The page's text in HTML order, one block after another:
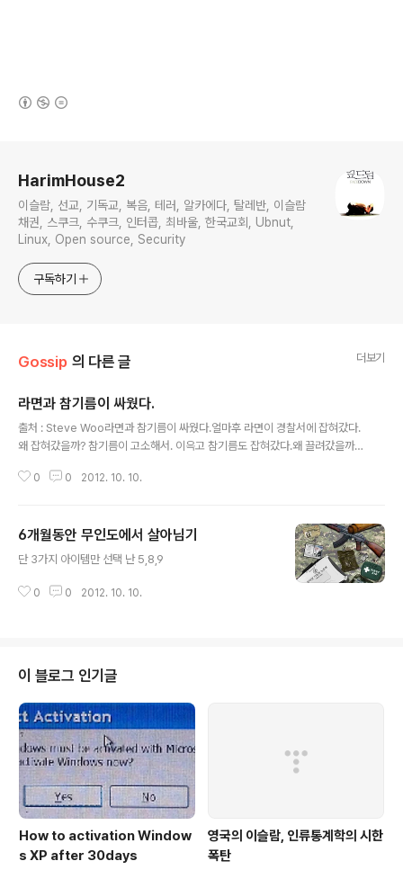
HarimHouse2
이슬람, 선교, 기독교, 복음, 테러, 알카에다, 탈레반, 이슬람
채권, 스쿠크, 수쿠크, 인터콥, 최바울, 한국교회, Ubnut,
Linux, Open source, Security
구독하기
Gossip 의 다른 글 더보기
라면과 참기름이 싸웠다.
출처 : Steve Woo라면과 참기름이 싸웠다.얼마후 라면이 경찰서에 잡혀갔다.
왜 잡혀갔을까? 참기름이 고소해서. 이윽고 참기름도 잡혀갔다.왜 끌려갔을까?
이스크림이 경찰서로 면회 가다가 교통사고를 당했다. 왜? 차가와서... 이 소식
그런데 이 모든일이 소금때문이란다. 왜? 소금이 짠거 랍니다. . .ㅋㅋㅋㅋ 웃으
며 삽시다.. ...이 모든 사건의 내역을 커피가 써서 알려지게 된거라고 하더군요..
0 0 2012. 10. 10.
6개월동안 무인도에서 살아님기
단 3가지 아이템만 선택 난 5,8,9
0 0 2012. 10. 10.
이 블로그 인기글
How to activation Window
s XP after 30days
영국의 이슬람, 인류통계학의 시한
폭탄